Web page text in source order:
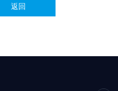
返回